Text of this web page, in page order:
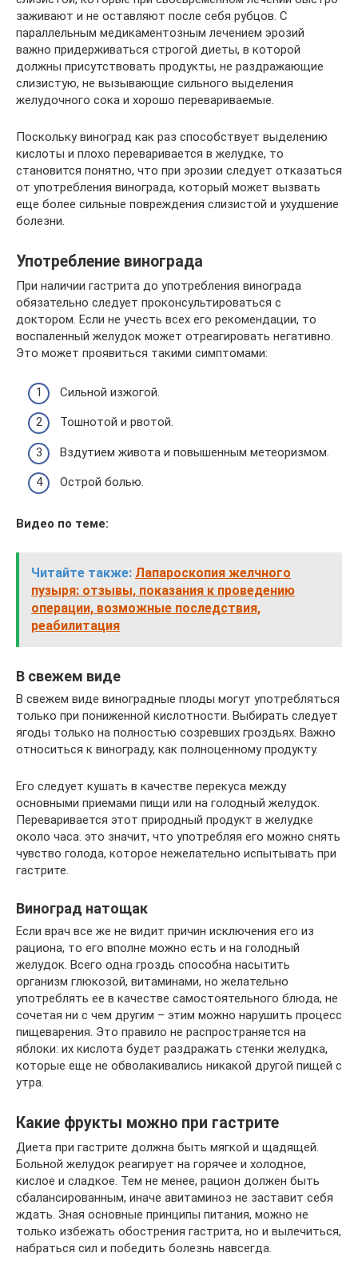
заживают и не оставляют после себя рубцов. С
параллельным медикаментозным лечением эрозий
важно придерживаться строгой диеты, в которой
должны присутствовать продукты, не раздражающие
слизистую, не вызывающие сильного выделения
желудочного сока и хорошо перевариваемые.
Поскольку виноград как раз способствует выделению
кислоты и плохо переваривается в желудке, то
становится понятно, что при эрозии следует отказаться
от употребления винограда, который может вызвать
еще более сильные повреждения слизистой и ухудшение
болезни.
Употребление винограда
При наличии гастрита до употребления винограда
обязательно следует проконсультироваться с
доктором. Если не учесть всех его рекомендации, то
воспаленный желудок может отреагировать негативно.
Это может проявиться такими симптомами:
Сильной изжогой.
Тошнотой и рвотой.
Вздутием живота и повышенным метеоризмом.
Острой болью.
Видео по теме:
Читайте также: Лапароскопия желчного
пузыря: отзывы, показания к проведению
операции, возможные последствия,
реабилитация
В свежем виде
В свежем виде виноградные плоды могут употребляться
только при пониженной кислотности. Выбирать следует
ягоды только на полностью созревших гроздьях. Важно
относиться к винограду, как полноценному продукту.
Его следует кушать в качестве перекуса между
основными приемами пищи или на голодный желудок.
Переваривается этот природный продукт в желудке
около часа. это значит, что употребляя его можно снять
чувство голода, которое нежелательно испытывать при
гастрите.
Виноград натощак
Если врач все же не видит причин исключения его из
рациона, то его вполне можно есть и на голодный
желудок. Всего одна гроздь способна насытить
организм глюкозой, витаминами, но желательно
употреблять ее в качестве самостоятельного блюда, не
сочетая ни с чем другим – этим можно нарушить процесс
пищеварения. Это правило не распространяется на
яблоки: их кислота будет раздражать стенки желудка,
которые еще не обволакивались никакой другой пищей с
утра.
Какие фрукты можно при гастрите
Диета при гастрите должна быть мягкой и щадящей.
Больной желудок реагирует на горячее и холодное,
кислое и сладкое. Тем не менее, рацион должен быть
сбалансированным, иначе авитаминоз не заставит себя
ждать. Зная основные принципы питания, можно не
только избежать обострения гастрита, но и вылечиться,
набраться сил и победить болезнь навсегда.